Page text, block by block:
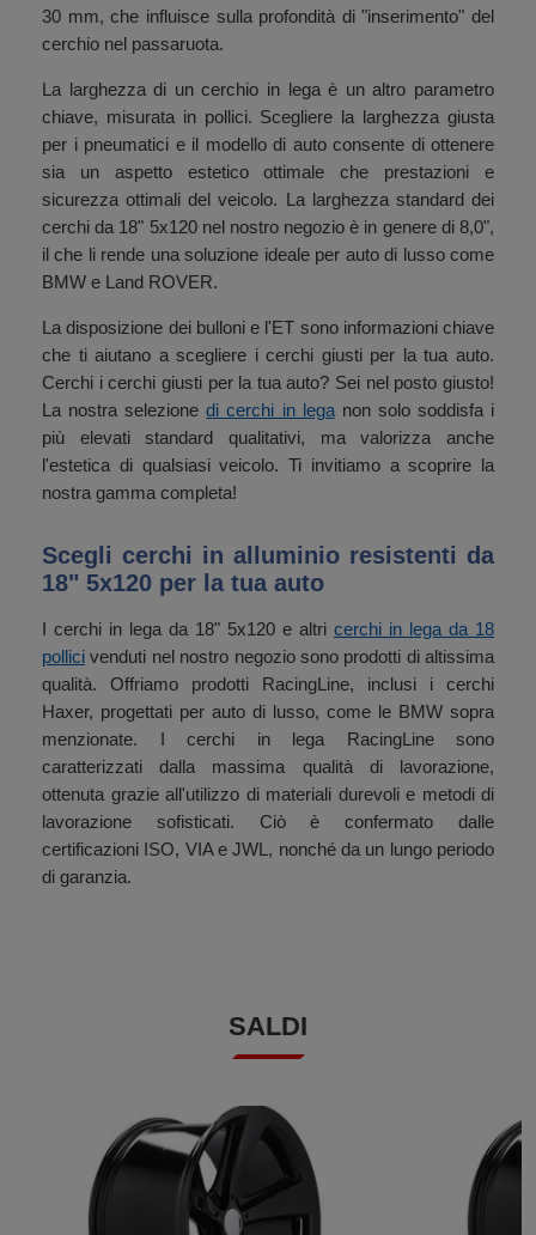
30 mm, che influisce sulla profondità di "inserimento" del
cerchio nel passaruota.
La larghezza di un cerchio in lega è un altro parametro
chiave, misurata in pollici. Scegliere la larghezza giusta
per i pneumatici e il modello di auto consente di ottenere
sia un aspetto estetico ottimale che prestazioni e
sicurezza ottimali del veicolo. La larghezza standard dei
cerchi da 18" 5x120 nel nostro negozio è in genere di 8,0",
il che li rende una soluzione ideale per auto di lusso come
BMW e Land ROVER.
La disposizione dei bulloni e l'ET sono informazioni chiave
che ti aiutano a scegliere i cerchi giusti per la tua auto.
Cerchi i cerchi giusti per la tua auto? Sei nel posto giusto!
La nostra selezionedi cerchi in leganon solo soddisfa i
più elevati standard qualitativi, ma valorizza anche
l'estetica di qualsiasi veicolo. Ti invitiamo a scoprire la
nostra gamma completa!
Scegli cerchi in alluminio resistenti da
18" 5x120 per la tua auto
I cerchi in lega da 18" 5x120 e altri cerchi in lega da 18
pollici venduti nel nostro negozio sono prodotti di altissima
qualità. Offriamo prodotti RacingLine, inclusi i cerchi
Haxer, progettati per auto di lusso, come le BMW sopra
menzionate. I cerchi in lega RacingLine sono
caratterizzati dalla massima qualità di lavorazione,
ottenuta grazie all'utilizzo di materiali durevoli e metodi di
lavorazione sofisticati. Ciò è confermato dalle
certificazioni ISO, VIA e JWL, nonché da un lungo periodo
di garanzia.
SALDI